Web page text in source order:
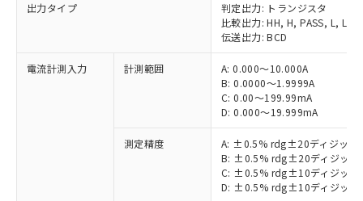
出力タイプ
判定出力: トランジスタ
比較出力: HH, H, PASS, L, LL
伝送出力: BCD
電流計測入力 計測範囲
A: 0.000～10.000A
B: 0.0000～1.9999A
C: 0.00～199.99mA
D: 0.000～19.999mA
測定精度
A: ±0.5% rdg±20ディジット
B: ±0.5% rdg±20ディジット
C: ±0.5% rdg±10ディジット
D: ±0.5% rdg±10ディジット